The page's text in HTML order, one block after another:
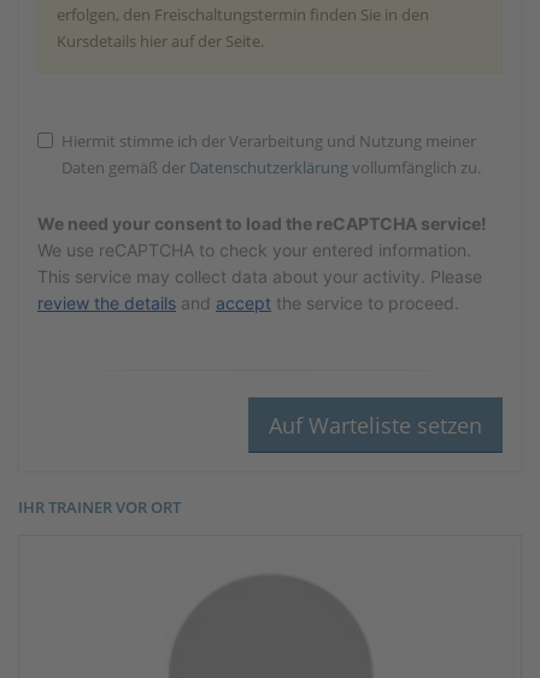
erfolgen, den Freischaltungstermin finden Sie in den
Kursdetails hier auf der Seite.
Hiermit stimme ich der Verarbeitung und Nutzung meiner
Daten gemäß der Datenschutzerklärungvollumfänglich zu.
We need your consent to load the reCAPTCHA service!
We use reCAPTCHA to check your entered information.
This service may collect data about your activity. Please
review the details and accept the service to proceed.
IHR TRAINER VOR ORT